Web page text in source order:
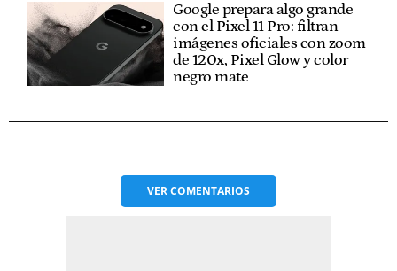
Google prepara algo grande
con el Pixel 11 Pro: filtran
imágenes oficiales con zoom
de 120x, Pixel Glow y color
negro mate
VERCOMENTARIOS